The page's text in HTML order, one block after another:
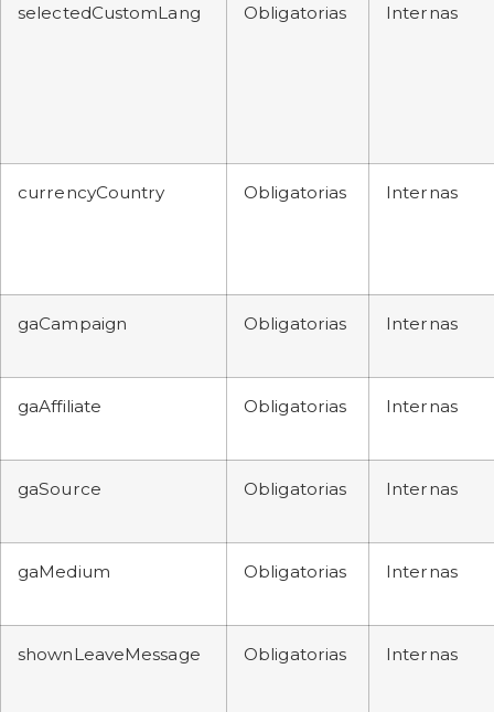
selectedCustomLang Obligatorias Internas
currencyCountry Obligatorias Internas
gaCampaign Obligatorias Internas
gaAffiliate Obligatorias Internas
gaSource Obligatorias Internas
gaMedium Obligatorias Internas
shownLeaveMessage Obligatorias Internas